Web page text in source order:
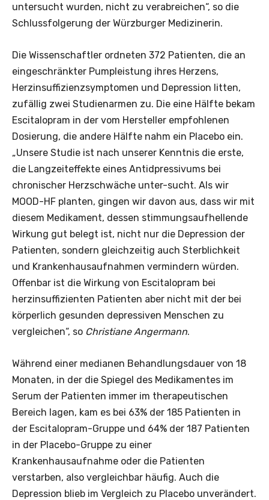
untersucht wurden, nicht zu verabreichen“, so die
Schlussfolgerung der Würzburger Medizinerin.
Die Wissenschaftler ordneten 372 Patienten, die an
eingeschränkter Pumpleistung ihres Herzens,
Herzinsuffizienzsymptomen und Depression litten,
zufällig zwei Studienarmen zu. Die eine Hälfte bekam
Escitalopram in der vom Hersteller empfohlenen
Dosierung, die andere Hälfte nahm ein Placebo ein.
„Unsere Studie ist nach unserer Kenntnis die erste,
die Langzeiteffekte eines Antidpressivums bei
chronischer Herzschwäche unter-sucht. Als wir
MOOD-HF planten, gingen wir davon aus, dass wir mit
diesem Medikament, dessen stimmungsaufhellende
Wirkung gut belegt ist, nicht nur die Depression der
Patienten, sondern gleichzeitig auch Sterblichkeit
und Krankenhausaufnahmen vermindern würden.
Offenbar ist die Wirkung von Escitalopram bei
herzinsuffizienten Patienten aber nicht mit der bei
körperlich gesunden depressiven Menschen zu
vergleichen“, so Christiane Angermann.
Während einer medianen Behandlungsdauer von 18
Monaten, in der die Spiegel des Medikamentes im
Serum der Patienten immer im therapeutischen
Bereich lagen, kam es bei 63% der 185 Patienten in
der Escitalopram-Gruppe und 64% der 187 Patienten
in der Placebo-Gruppe zu einer
Krankenhausaufnahme oder die Patienten
verstarben, also vergleichbar häufig. Auch die
Depression blieb im Vergleich zu Placebo unverändert.